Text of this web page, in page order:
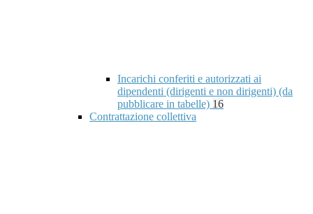
Incarichi conferiti e autorizzati ai
dipendenti (dirigenti e non dirigenti) (da
pubblicare in tabelle) 16
Contrattazione collettiva